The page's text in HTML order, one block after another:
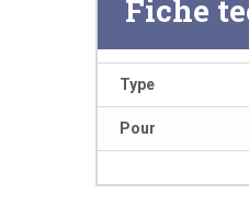
Fiche
Type
Pour